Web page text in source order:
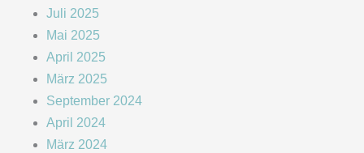
Juli 2025
Mai 2025
April 2025
März 2025
September 2024
April 2024
März 2024